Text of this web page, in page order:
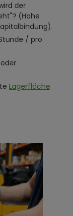
der
(Hohe
/ pro
Lagerfläche